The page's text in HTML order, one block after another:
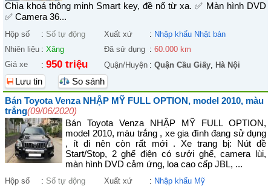
Chìa khoá thông minh Smart key, đề nổ từ xa. ✅ Màn hình DVD
✅ Camera 36...
Hộp số : Số tự động Xuất xứ : Nhập khẩu Nhật bản
Nhiên liệu : Xăng Đã sử dụng : 60.000 km
Giá xe
: 950 triệu Quận/Huyện : Quận Cầu Giấy, Hà Nội
Lưu tin
So sánh
Bán Toyota Venza NHẬP MỸ FULL OPTION, model 2010, màu
trắng(09/06/2020)
Bán Toyota Venza NHẬP MỸ FULL OPTION,
model 2010, màu trắng , xe gia đình đang sử dụng
, ít đi nên còn rất mới . Xe trang bị: Nút đề
Start/Stop, 2 ghế điện có sưởi ghế, camera lùi,
màn hình DVD cảm ứng, loa cao cấp JBL, ...
Hộp số : Số tự động Xuất xứ : Nhập khẩu Mỹ